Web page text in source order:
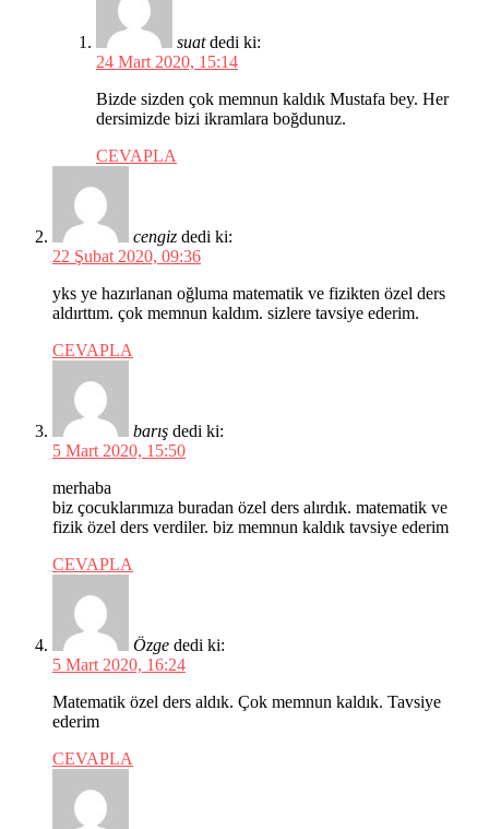
suat dedi ki:
24 Mart 2020, 15:14
Bizde sizden çok memnun kaldık Mustafa bey. Her
dersimizde bizi ikramlara boğdunuz.
CEVAPLA
cengiz dedi ki:
22 Şubat 2020, 09:36
yks ye hazırlanan oğluma matematik ve fizikten özel ders
aldırttım. çok memnun kaldım. sizlere tavsiye ederim.
CEVAPLA
barış dedi ki:
5 Mart 2020, 15:50
merhaba
biz çocuklarımıza buradan özel ders alırdık. matematik ve
fizik özel ders verdiler. biz memnun kaldık tavsiye ederim
CEVAPLA
Özge dedi ki:
5 Mart 2020, 16:24
Matematik özel ders aldık. Çok memnun kaldık. Tavsiye
ederim
CEVAPLA